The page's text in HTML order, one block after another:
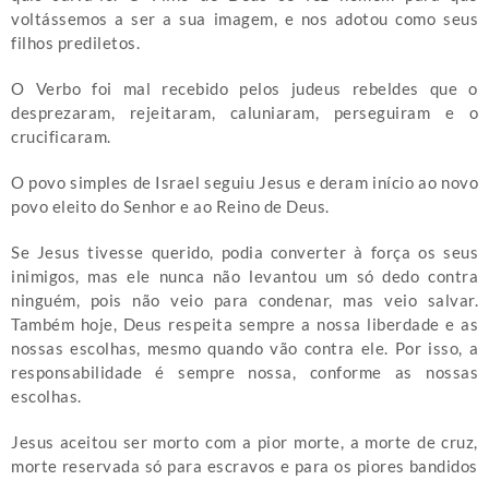
voltássemos a ser a sua imagem, e nos adotou como seus
filhos prediletos.
O Verbo foi mal recebido pelos judeus rebeldes que o
desprezaram, rejeitaram, caluniaram, perseguiram e o
crucificaram.
O povo simples de Israel seguiu Jesus e deram início ao novo
povo eleito do Senhor e ao Reino de Deus.
Se Jesus tivesse querido, podia converter à força os seus
inimigos, mas ele nunca não levantou um só dedo contra
ninguém, pois não veio para condenar, mas veio salvar.
Também hoje, Deus respeita sempre a nossa liberdade e as
nossas escolhas, mesmo quando vão contra ele. Por isso, a
responsabilidade é sempre nossa, conforme as nossas
escolhas.
Jesus aceitou ser morto com a pior morte, a morte de cruz,
morte reservada só para escravos e para os piores bandidos